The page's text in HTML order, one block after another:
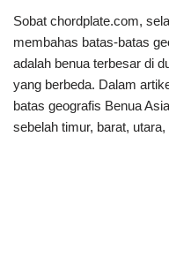
Sobat chordplate.com,
membahas batas-batas
adalah benua terbesar di
yang berbeda. Dalam
batas geografis Benua
sebelah timur, barat, utara,